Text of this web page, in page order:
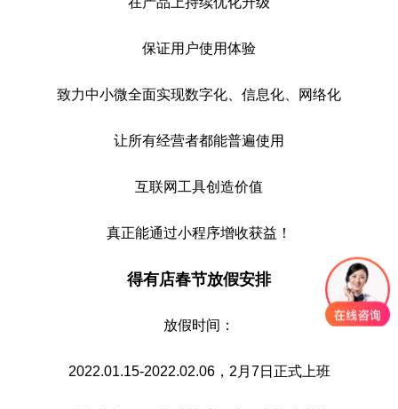
保证用户使用体验
致力中小微全面实现数字化、信息化、网络化
让所有经营者都能普遍使用
互联网工具创造价值
真正能通过小程序增收获益！
得有店春节放假安排
放假时间：
2022.01.15-2022.02.06，2月7日正式上班